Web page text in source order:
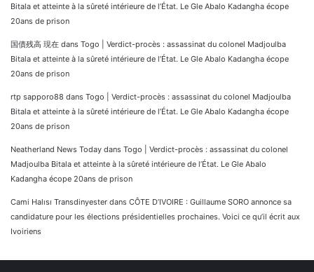
Bitala et atteinte à la sûreté intérieure de l’État. Le Gle Abalo Kadangha écope
20ans de prison
国債残高 現在 dans Togo | Verdict-procès : assassinat du colonel Madjoulba
Bitala et atteinte à la sûreté intérieure de l’État. Le Gle Abalo Kadangha écope
20ans de prison
rtp sapporo88 dans Togo | Verdict-procès : assassinat du colonel Madjoulba
Bitala et atteinte à la sûreté intérieure de l’État. Le Gle Abalo Kadangha écope
20ans de prison
Neatherland News Today dans Togo | Verdict-procès : assassinat du colonel
Madjoulba Bitala et atteinte à la sûreté intérieure de l’État. Le Gle Abalo
Kadangha écope 20ans de prison
Cami Halısı Transdinyester dans CÔTE D’IVOIRE : Guillaume SORO annonce sa
candidature pour les élections présidentielles prochaines. Voici ce qu’il écrit aux
Ivoiriens